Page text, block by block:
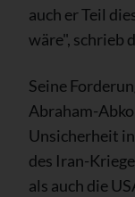
auch er Teil
wäre", schrieb
Seine
Abraham-
Unsicherheit
des Iran-
als auch die